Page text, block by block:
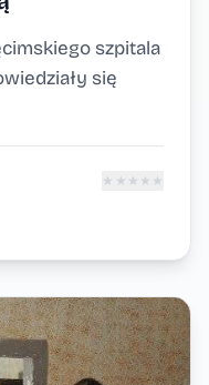
szpitala
się
★ ★ ★ ★ ★